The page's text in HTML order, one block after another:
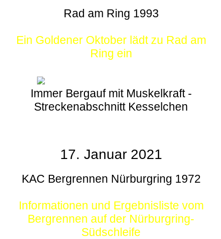
Rad am Ring 1993
Ein Goldener Oktober lädt zu Rad am
Ring ein
Immer Bergauf mit Muskelkraft -
Streckenabschnitt Kesselchen
17. Januar 2021
KAC Bergrennen Nürburgring 1972
Informationen und Ergebnisliste vom
Bergrennen auf der Nürburgring-
Südschleife